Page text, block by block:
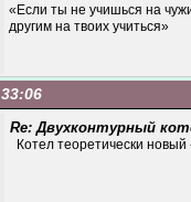
«Если ты не учишься на
другим на твоих учиться»
Re: Двухконтурный
Котел теоретически новый